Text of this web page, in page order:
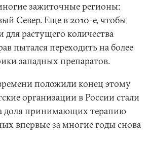
зажиточные регионы:
Север. Еще в 2010-е, чтобы
для растущего количества
пытался переходить на более
западных препаратов.
положили конец этому
организации в России стали
доля принимающих терапию
впервые за многие годы снова